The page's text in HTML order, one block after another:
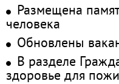
Размещена
человека
Обновлены
В разделе
здоровье для